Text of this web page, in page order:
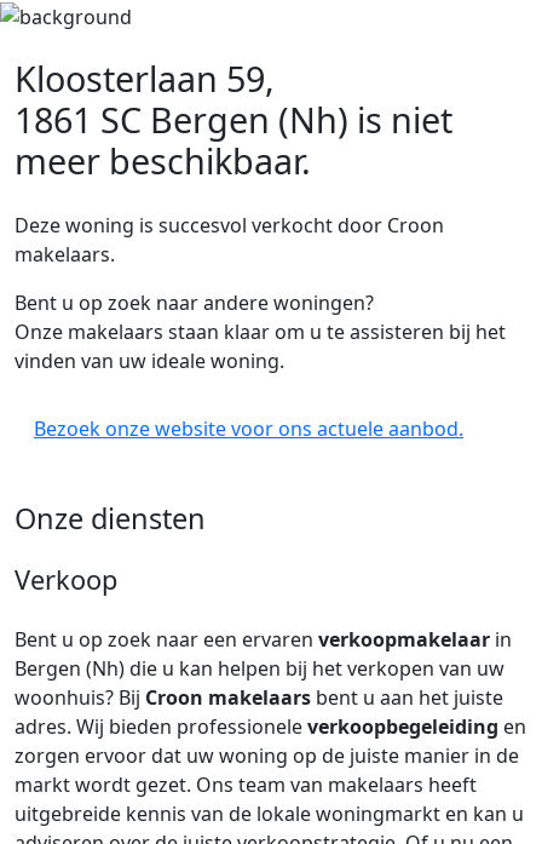
Kloosterlaan 59,
1861 SC Bergen (Nh) is niet
meer beschikbaar.
Deze woning is succesvol verkocht door Croon
makelaars.
Bent u op zoek naar andere woningen?
Onze makelaars staan klaar om u te assisteren bij het
vinden van uw ideale woning.
Bezoek onze website voor ons actuele aanbod.
Onze diensten
Verkoop
Bent u op zoek naar een ervaren verkoopmakelaar in
Bergen (Nh) die u kan helpen bij het verkopen van uw
woonhuis? Bij Croon makelaars bent u aan het juiste
adres. Wij bieden professioneleverkoopbegeleiding en
zorgen ervoor dat uw woning op de juiste manier in de
markt wordt gezet. Ons team van makelaars heeft
uitgebreide kennis van de lokale woningmarkt en kan u